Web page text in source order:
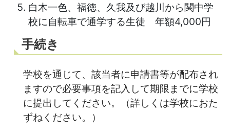
白木一色、福徳、久我及び越川から関中学
校に自転車で通学する生徒 年額4,000円
手続き
学校を通じて、該当者に申請書等が配布され
ますので必要事項を記入して期限までに学校
に提出してください。（詳しくは学校におた
ずねください。）